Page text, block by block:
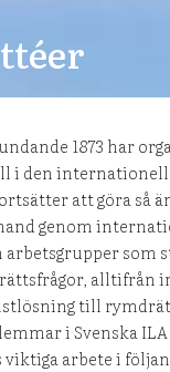
1873 har
i den
att göra så
genom
som
alltifrån
till
i Svenska
viktiga arbete i